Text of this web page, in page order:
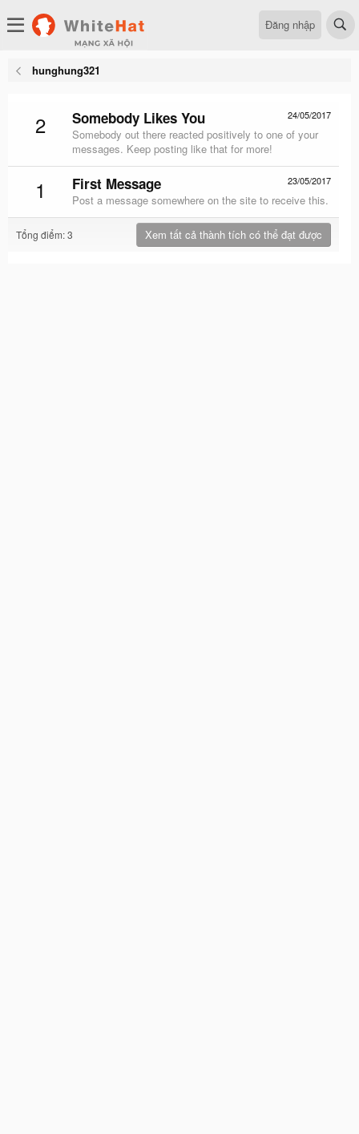
Đăng nhập
hunghung321
2 24/05/2017
Somebody Likes You
Somebody out there reacted positively to one of your
messages. Keep posting like that for more!
1 23/05/2017
First Message
Post a message somewhere on the site to receive this.
Tổng điểm: 3 Xem tất cả thành tích có thể đạt được